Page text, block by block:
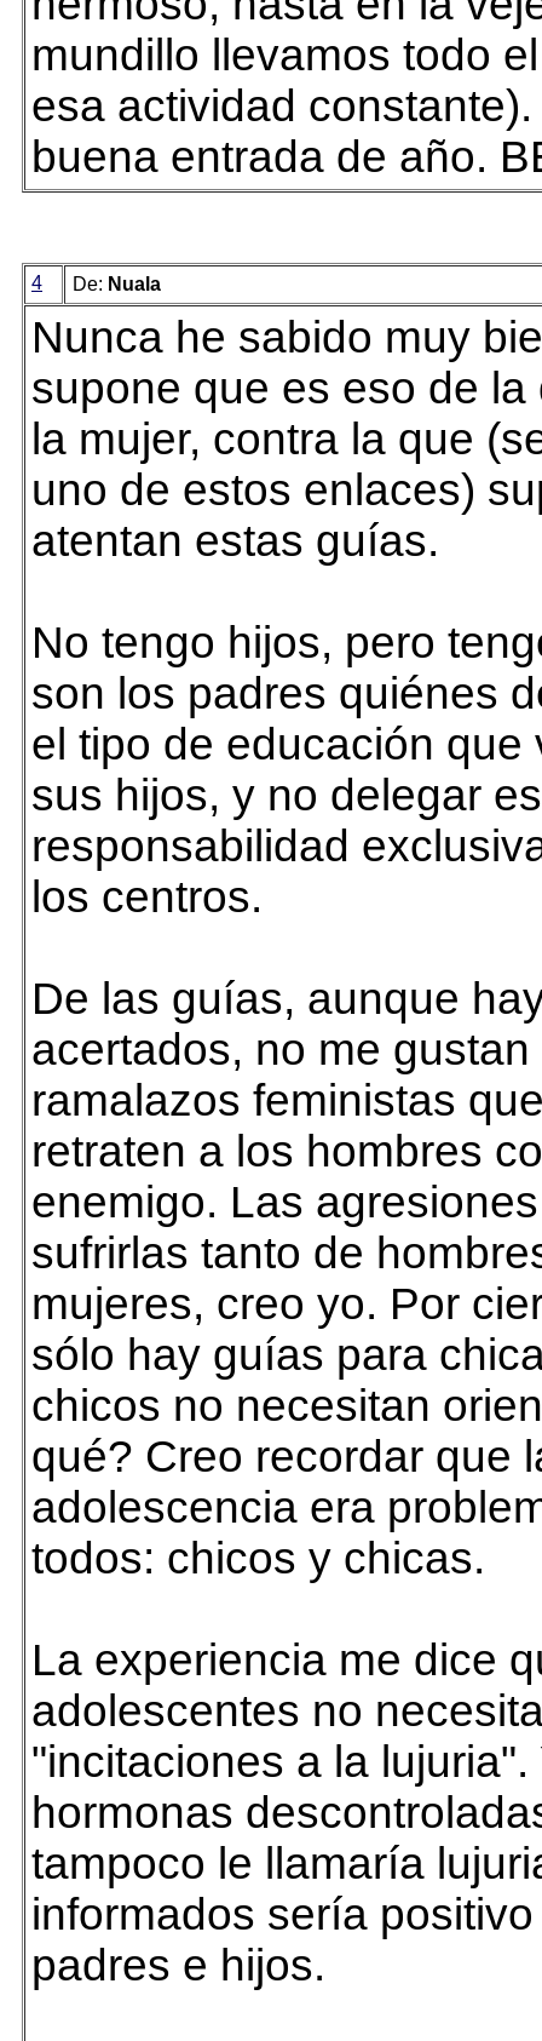
mundillo llevamos todo
esa actividad constante).
buena entrada de año.
4 De: Nuala
Nunca he sabido muy
supone que es eso de la
la mujer, contra la que
uno de estos enlaces)
atentan estas guías.
No tengo hijos, pero
son los padres quiénes
el tipo de educación que
sus hijos, y no delegar
responsabilidad
los centros.
De las guías, aunque
acertados, no me gustan
ramalazos feministas
retraten a los hombres
enemigo. Las
sufrirlas tanto de
mujeres, creo yo. Por
sólo hay guías para
chicos no necesitan
qué? Creo recordar que
adolescencia era
todos: chicos y chicas.
La experiencia me dice
adolescentes no
"incitaciones a la lujuria".
hormonas
tampoco le llamaría
informados sería
padres e hijos.